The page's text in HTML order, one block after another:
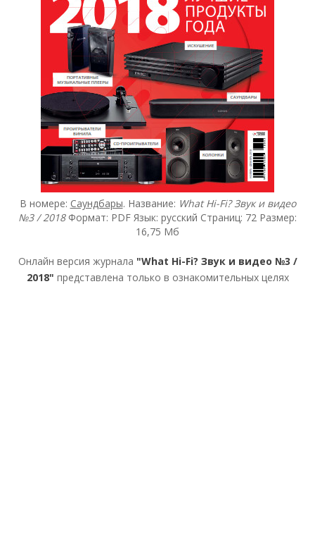
В номере: Саундбары. Название: What Hi-Fi? Звук и видео
№3 / 2018Формат: PDF Язык: русский Страниц: 72 Размер:
16,75 Мб
Онлайн версия журнала "What Hi-Fi? Звук и видео №3 /
2018" представлена только в ознакомительных целях